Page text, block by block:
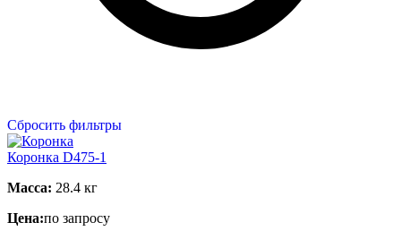
Сбросить фильтры
Коронка D475-1
Масса: 28.4 кг
Цена:по запросу